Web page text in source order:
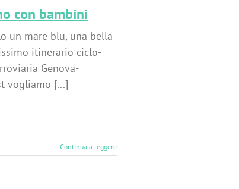
con bambini
un mare blu, una bella
itinerario ciclo-
Genova-
vogliamo [...]
Continua a leggere